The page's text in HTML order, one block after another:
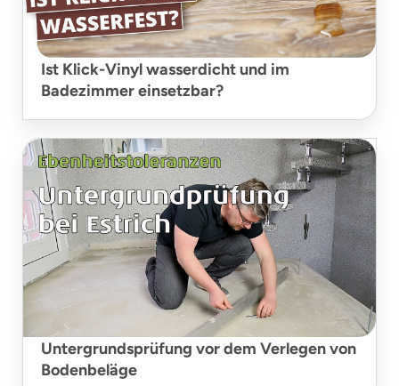
Ist Klick-Vinyl wasserdicht und im
Badezimmer einsetzbar?
Untergrundsprüfung vor dem Verlegen von
Bodenbeläge